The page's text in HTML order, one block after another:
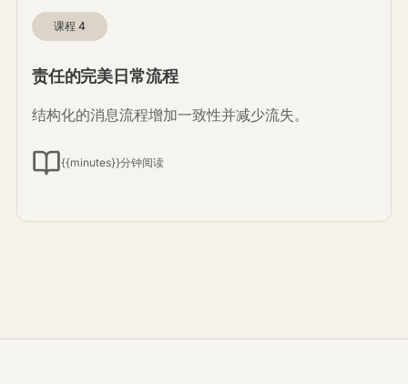
课程 4
责任的完美日常流程
结构化的消息流程增加一致性并减少流失。
{{minutes}}分钟阅读